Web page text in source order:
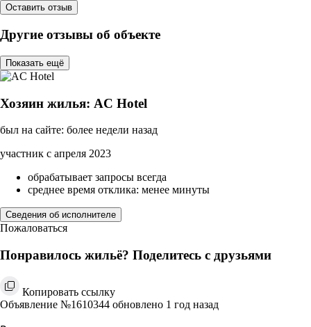
Оставить отзыв
Другие отзывы об объекте
Показать ещё
Хозяин жилья: AC Hotel
был на сайте: более недели назад
участник с апреля 2023
обрабатывает запросы всегда
среднее время отклика: менее минуты
Сведения об исполнителе
Пожаловаться
Понравилось жильё? Поделитесь с друзьями
Копировать ссылку
Объявление №1610344 обновлено 1 год назад